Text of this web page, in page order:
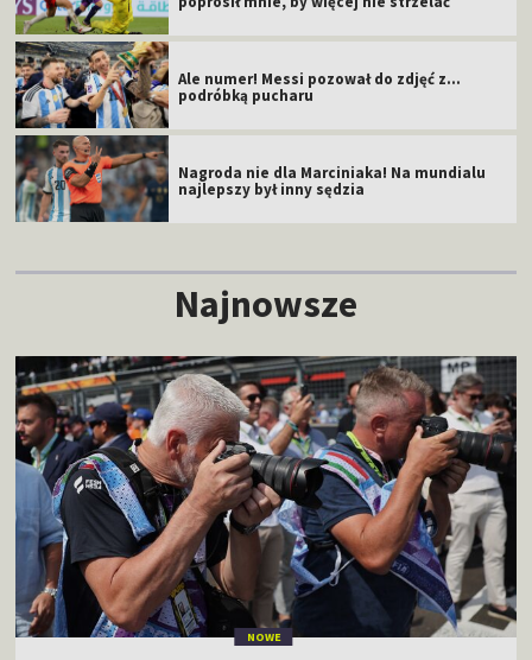
Ale numer! Messi pozował do zdjęć z...
podróbką pucharu
Nagroda nie dla Marciniaka! Na mundialu
najlepszy był inny sędzia
Najnowsze
NOWE